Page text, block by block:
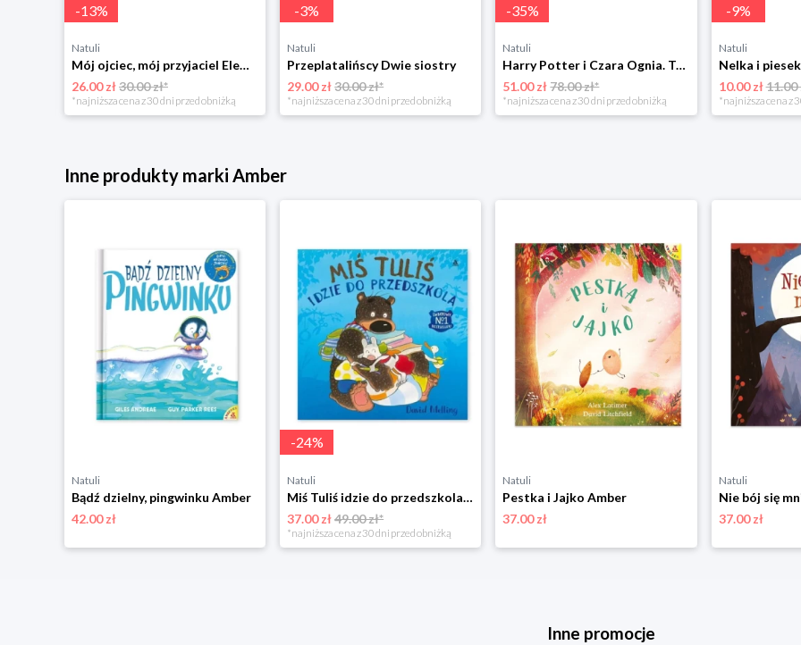
-13%
Natuli
Mój ojciec, mój przyjaciel Element
26.00 zł30.00 zł*
*najniższa cena z 30 dni przed obniżką
-3%
Natuli
Przeplatalińscy Dwie siostry
29.00 zł30.00 zł*
*najniższa cena z 30 dni przed obniżką
-35%
Natuli
Harry Potter i Czara Ognia. Tom 4 Media rodzina
51.00 zł78.00 zł*
*najniższa cena z 30 dni przed obniżką
-9%
Natuli
10.00 zł11.00
*najniższa cena z
Inne produkty marki Amber
Natuli
Bądź dzielny, pingwinku Amber
42.00 zł
-24%
Natuli
Miś Tuliś idzie do przedszkola Amber
37.00 zł49.00 zł*
*najniższa cena z 30 dni przed obniżką
Natuli
Pestka i Jajko Amber
37.00 zł
Natuli
Nie bój się
37.00 zł
Inne promocje